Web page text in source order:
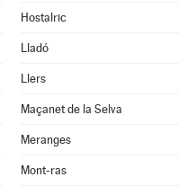
Hostalric
Lladó
Llers
Maçanet de la Selva
Meranges
Mont-ras